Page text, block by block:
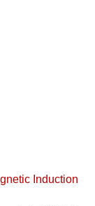
Induction